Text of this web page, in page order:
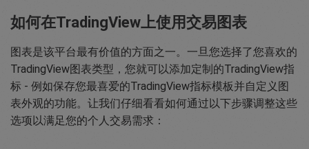
如何在TradingView上使用交易图表
图表是该平台最有价值的方面之一。一旦您选择了您喜欢的
TradingView图表类型，您就可以添加定制的TradingView指
标 - 例如保存您最喜爱的TradingView指标模板并自定义图
表外观的功能。让我们仔细看看如何通过以下步骤调整这些
选项以满足您的个人交易需求：